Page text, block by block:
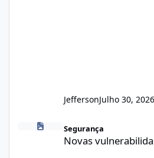
JeffersonJulho 30,
Segurança
Novas